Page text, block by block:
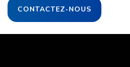
CONTACTEZ-NOUS